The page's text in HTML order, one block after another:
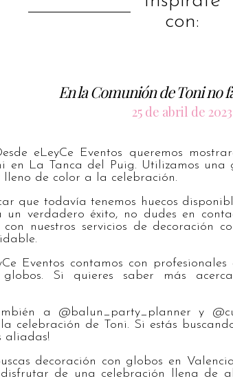
con:
En la Comunión de Toni no
25 de abril de 2023
eLeyCe Eventos queremos
en La Tanca del Puig. Utilizamos
de color a la celebración.
que todavía tenemos huecos
un verdadero éxito, no dudes en
con nuestros servicios de decoración
Eventos contamos con
globos. Si quieres saber más
a @balun_party_planner y
celebración de Toni. Si estás
aliadas!
decoración con globos en
de una celebración llena de